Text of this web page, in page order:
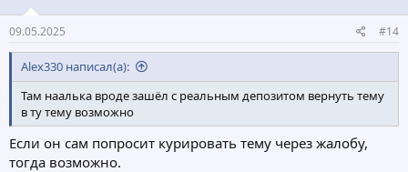
09.05.2025 #14
Alex330 написал(а):
Там наалька вроде зашёл с реальным депозитом вернуть тему
в ту тему возможно
Если он сам попросит курировать тему через жалобу,
тогда возможно.